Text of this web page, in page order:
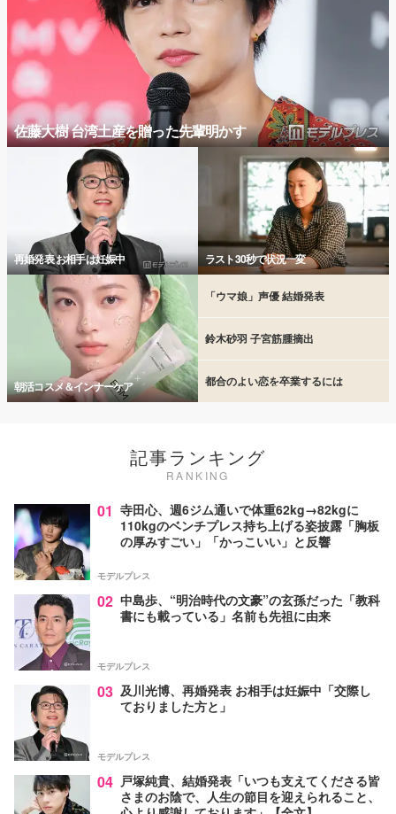
佐藤大樹 台湾土産を贈った先輩明かす
再婚発表 お相手は妊娠中 ラスト30秒で状況一変
朝活コスメ＆インナーケア
「ウマ娘」声優 結婚発表
鈴木砂羽 子宮筋腫摘出
都合のよい恋を卒業するには
記事ランキング
RANKING
01 寺田心、週6ジム通いで体重62kg→82kgに
110kgのベンチプレス持ち上げる姿披露「胸板
の厚みすごい」「かっこいい」と反響
モデルプレス
02 中島歩、“明治時代の文豪”の玄孫だった「教科
書にも載っている」名前も先祖に由来
モデルプレス
03 及川光博、再婚発表 お相手は妊娠中「交際し
ておりました方と」
モデルプレス
04 戸塚純貴、結婚発表「いつも支えてくださる皆
さまのお陰で、人生の節目を迎えられること、